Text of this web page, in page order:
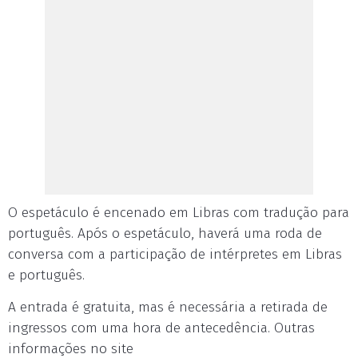
O espetáculo é encenado em Libras com tradução para
português. Após o espetáculo, haverá uma roda de
conversa com a participação de intérpretes em Libras
e português.
A entrada é gratuita, mas é necessária a retirada de
ingressos com uma hora de antecedência. Outras
informações no site